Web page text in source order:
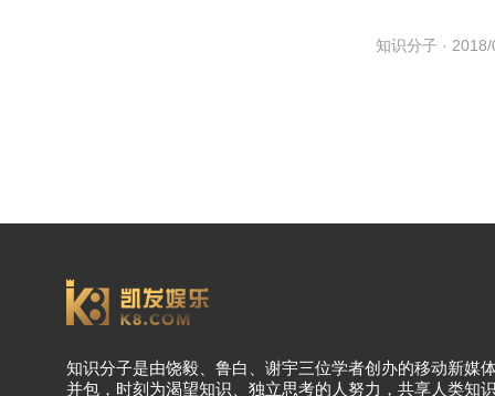
知识分子 ·
知识分子是由饶毅、鲁白、谢宇三位学者创办的移动新媒
并包，时刻为渴望知识、独立思考的人努力，共享人类知